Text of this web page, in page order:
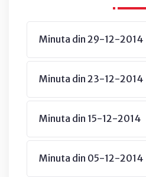
Minuta din 29-12-2014
Minuta din 23-12-2014
Minuta din 15-12-2014
Minuta din 05-12-2014